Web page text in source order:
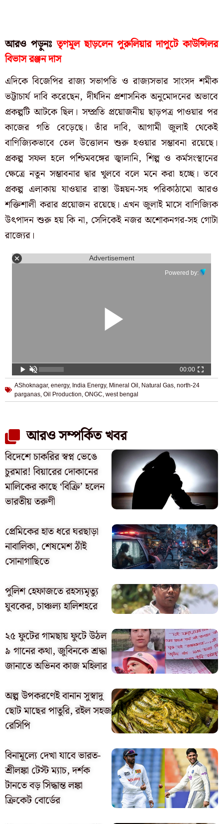
আরও পড়ুনঃতৃণমূল ছাড়লেন পুরুলিয়ার দাপুটে কাউন্সিলর
বিভাস রঞ্জন দাস
এদিকে বিজেপির রাজ্য সভাপতি ও রাজ্যসভার সাংসদ শমীক
ভট্টাচার্য দাবি করেছেন, দীর্ঘদিন প্রশাসনিক অনুমোদনের অভাবে
প্রকল্পটি আটকে ছিল। সম্প্রতি প্রয়োজনীয় ছাড়পত্র পাওয়ার পর
কাজের গতি বেড়েছে। তাঁর দাবি, আগামী জুলাই থেকেই
বাণিজ্যিকভাবে তেল উত্তোলন শুরু হওয়ার সম্ভাবনা রয়েছে।
প্রকল্প সফল হলে পশ্চিমবঙ্গের জ্বালানি, শিল্প ও কর্মসংস্থানের
ক্ষেত্রে নতুন সম্ভাবনার দ্বার খুলবে বলে মনে করা হচ্ছে। তবে
প্রকল্প এলাকায় যাওয়ার রাস্তা উন্নয়ন-সহ পরিকাঠামো আরও
শক্তিশালী করার প্রয়োজন রয়েছে। এখন জুলাই মাসে বাণিজ্যিক
উৎপাদন শুরু হয় কি না, সেদিকেই নজর অশোকনগর-সহ গোটা
রাজ্যের।
Advertisement
Powered by:
00:00
AShoknagar, energy, India Energy, Mineral Oil, Natural Gas, north-24
parganas, Oil Production, ONGC, west bengal
আরও সম্পর্কিত খবর
বিদেশে চাকরির স্বপ্ন ভেঙে
চুরমার! বিয়ারের দোকানের
মালিকের কাছে ‘বিক্রি’ হলেন
ভারতীয় তরুণী
প্রেমিকের হাত ধরে ঘরছাড়া
নাবালিকা, শেষমেশ ঠাঁই
সোনাগাছিতে
পুলিশ হেফাজতে রহস্যমৃত্যু
যুবকের, চাঞ্চল্য হালিশহরে
২৫ ফুটের গামছায় ফুটে উঠল
৯ গানের কথা, জুবিনকে শ্রদ্ধা
জানাতে অভিনব কাজ মহিলার
অল্প উপকরণেই বানান সুস্বাদু
ছোট মাছের পাতুরি, রইল সহজ
রেসিপি
বিনামূল্যে দেখা যাবে ভারত-
শ্রীলঙ্কা টেস্ট ম্যাচ, দর্শক
টানতে বড় সিদ্ধান্ত লঙ্কা
ক্রিকেট বোর্ডের